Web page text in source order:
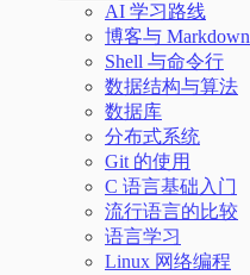
AI 学习路线
博客与 Markdown
Shell 与命令行
数据结构与算法
数据库
分布式系统
Git 的使用
C 语言基础入门
流行语言的比较
语言学习
Linux 网络编程